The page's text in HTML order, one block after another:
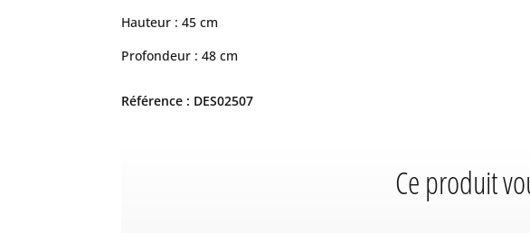
Hauteur : 45 cm
Profondeur : 48 cm
Référence : DES02507
Ce produit